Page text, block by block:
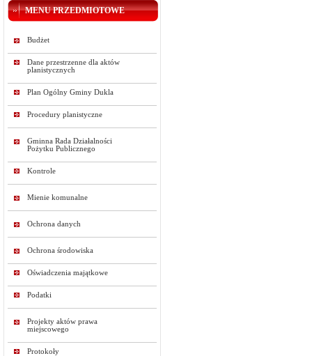
MENU PRZEDMIOTOWE
Budżet
Dane przestrzenne dla aktów
planistycznych
Plan Ogólny Gminy Dukla
Procedury planistyczne
Gminna Rada Działalności
Pożytku Publicznego
Kontrole
Mienie komunalne
Ochrona danych
Ochrona środowiska
Oświadczenia majątkowe
Podatki
Projekty aktów prawa
miejscowego
Protokoły